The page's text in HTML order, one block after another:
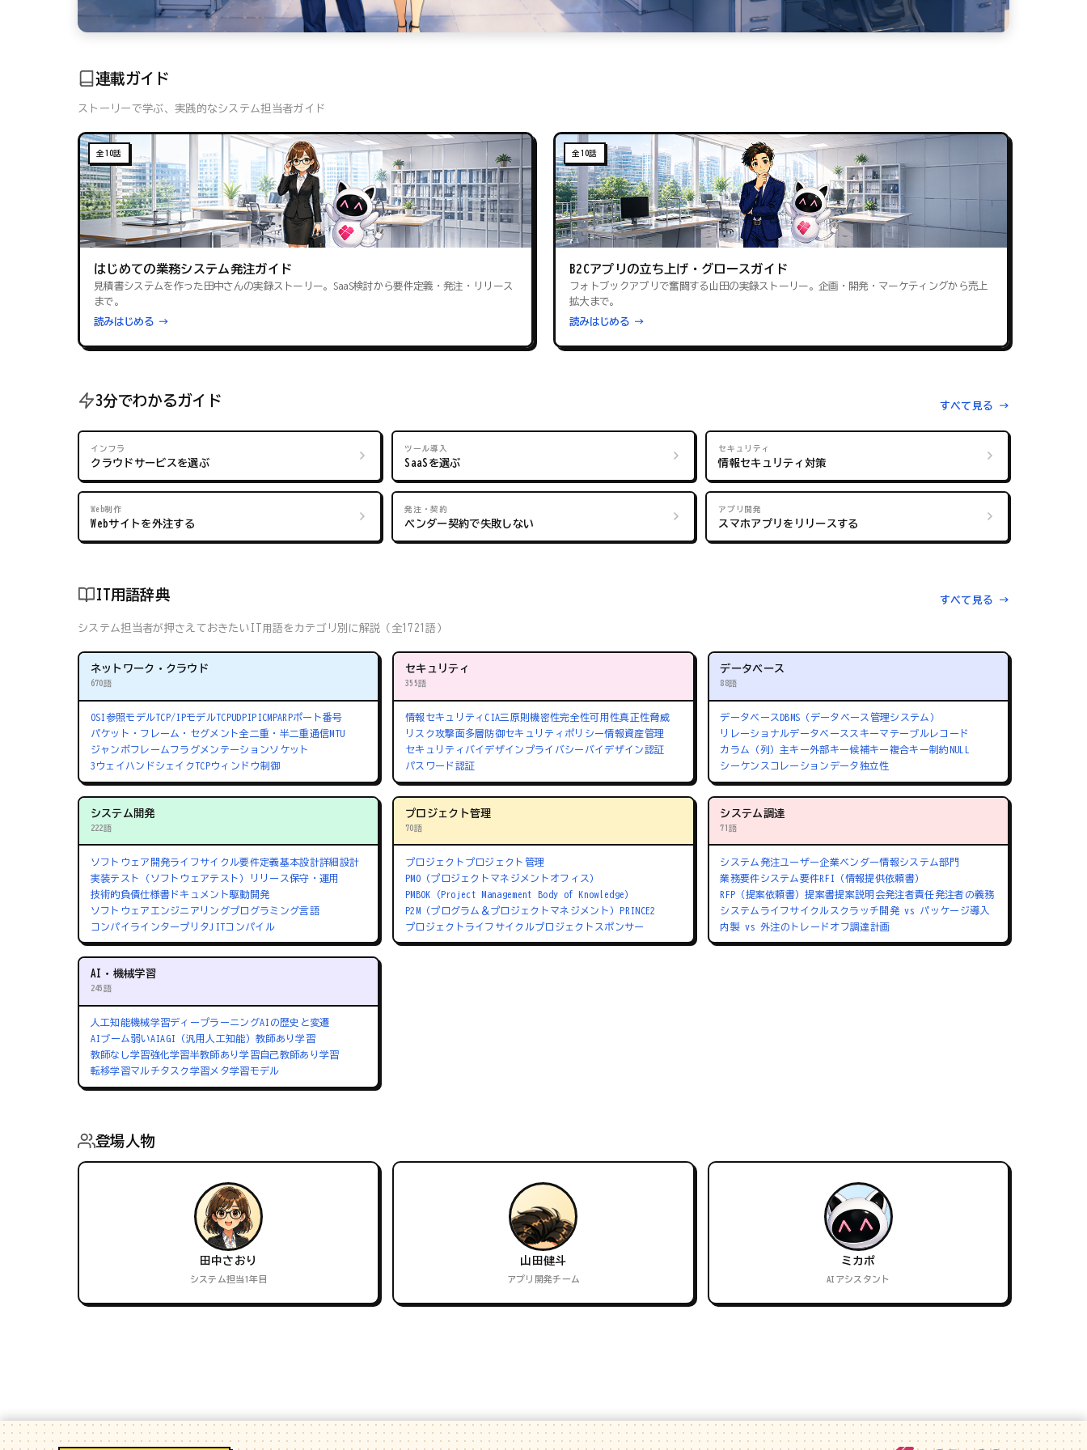
連載ガイド
ストーリーで学ぶ、実践的なシステム担当者ガイド
全10話
はじめての業務システム発注ガイド
見積書システムを作った田中さんの実録ストーリー。SaaS検討から要件定義・発注・リリース
まで。
読みはじめる →
全10話
B2Cアプリの立ち上げ・グロースガイド
フォトブックアプリで奮闘する山田の実録ストーリー。企画・開発・マーケティングから売上
拡大まで。
読みはじめる →
3分でわかるガイド すべて見る →
インフラ
クラウドサービスを選ぶ
ツール導入
SaaSを選ぶ
セキュリティ
情報セキュリティ対策
Web制作
Webサイトを外注する
発注・契約
ベンダー契約で失敗しない
アプリ開発
スマホアプリをリリースする
IT用語辞典 すべて見る →
システム担当者が押さえておきたいIT用語をカテゴリ別に解説（全1721語）
ネットワーク・クラウド
670語
OSI参照モデルTCP/IPモデルTCPUDPIPICMPARPポート番号
パケット・フレーム・セグメント全二重・半二重通信MTU
ジャンボフレーム フラグメンテーションソケット
3ウェイハンドシェイクTCPウィンドウ制御
セキュリティ
355語
情報セキュリティ CIA三原則機密性完全性可用性真正性脅威
リスク攻撃面多層防御セキュリティポリシー情報資産管理
セキュリティバイデザイン プライバシーバイデザイン認証
パスワード認証
データベース
88語
データベースDBMS（データベース管理システム）
リレーショナルデータベース スキーマ テーブルレコード
カラム（列）主キー外部キー候補キー複合キー制約NULL
シーケンス コレーションデータ独立性
システム開発
222語
ソフトウェア開発ライフサイクル要件定義基本設計詳細設計
実装テスト（ソフトウェアテスト） リリース保守・運用
技術的負債仕様書 ドキュメント駆動開発
ソフトウェアエンジニアリングプログラミング言語
コンパイラインタープリタ JITコンパイル
プロジェクト管理
70語
プロジェクト プロジェクト管理
PMO（プロジェクトマネジメントオフィス）
PMBOK（Project Management Body of Knowledge）
P2M（プログラム＆プロジェクトマネジメント）PRINCE2
プロジェクトライフサイクルプロジェクトスポンサー
システム調達
71語
システム発注ユーザー企業ベンダー情報システム部門
業務要件システム要件RFI（情報提供依頼書）
RFP（提案依頼書）提案書提案説明会発注者責任発注者の義務
システムライフサイクル スクラッチ開発 vs パッケージ導入
内製 vs 外注のトレードオフ調達計画
AI・機械学習
245語
人工知能機械学習ディープラーニングAIの歴史と変遷
AIブーム 弱いAIAGI（汎用人工知能）教師あり学習
教師なし学習強化学習半教師あり学習自己教師あり学習
転移学習マルチタスク学習メタ学習モデル
登場人物
田中さおり
システム担当1年目
山田健斗
アプリ開発チーム
ミカポ
AIアシスタント